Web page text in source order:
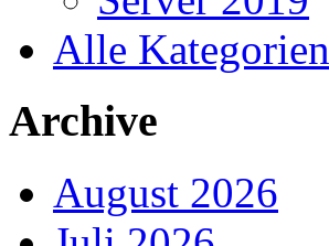
Alle Kategorien
Archive
August 2026